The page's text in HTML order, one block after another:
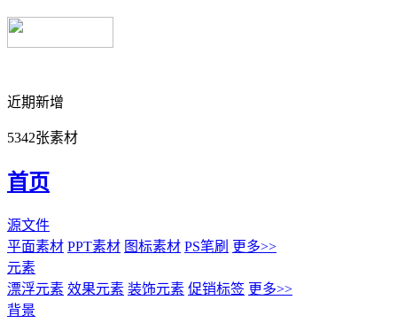
近期新增
5342张素材
首页
源文件
平面素材 PPT素材 图标素材 PS笔刷 更多>>
元素
漂浮元素 效果元素 装饰元素 促销标签 更多>>
背景